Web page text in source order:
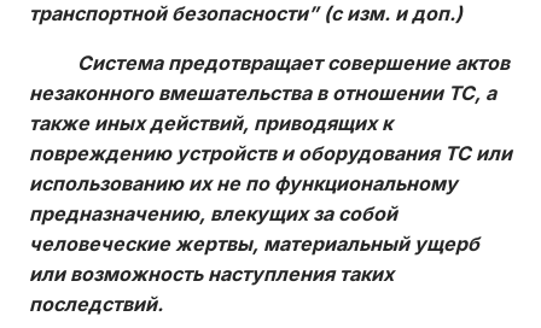
транспортной безопасности” (с изм. и доп.)
Система предотвращает совершение актов
незаконного вмешательства в отношении ТС, а
также иных действий, приводящих к
повреждению устройств и оборудования ТС или
использованию их не по функциональному
предназначению, влекущих за собой
человеческие жертвы, материальный ущерб
или возможность наступления таких
последствий.